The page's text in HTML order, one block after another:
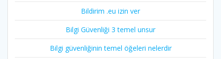
Bildirim .eu izin ver
Bilgi Güvenliği 3 temel unsur
Bilgi güvenliğinin temel öğeleri nelerdir